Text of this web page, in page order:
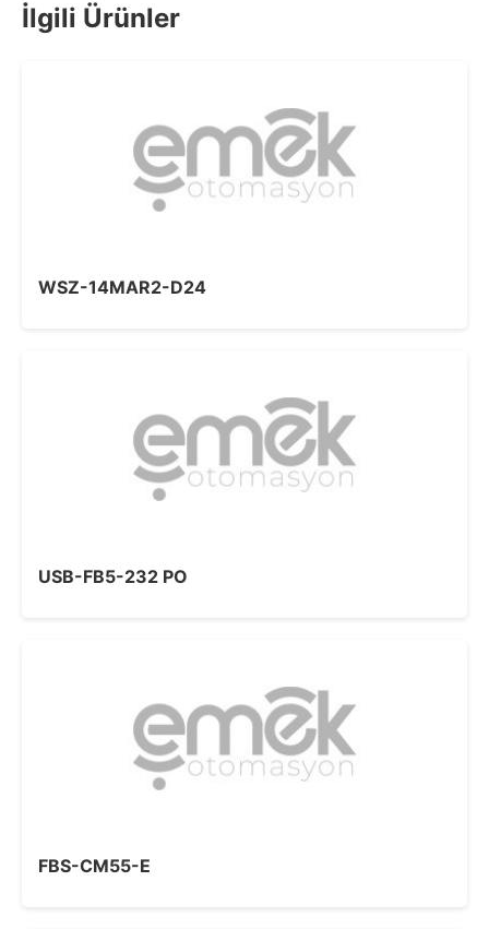
İlgili Ürünler
WSZ-14MAR2-D24
USB-FB5-232 PO
FBS-CM55-E